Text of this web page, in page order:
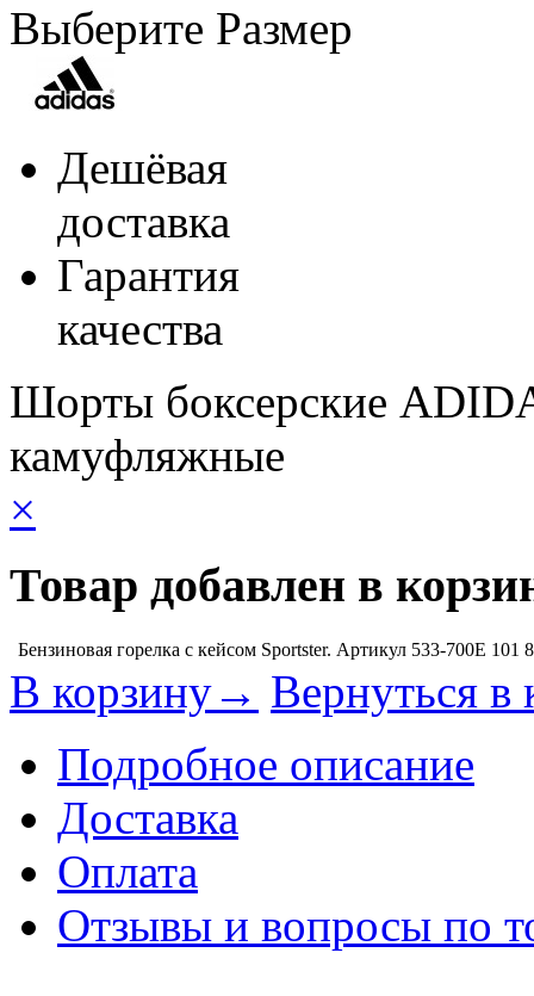
Выберите Размер
Дешёвая
доставка
Гарантия
качества
Шорты боксерские
камуфляжные
×
Товар добавлен в
Бензиновая горелка с кейсом Sportster. Артикул 533-700E 101
В корзину→ Вернуться в
Подробное описание
Доставка
Оплата
Отзывы и вопросы по